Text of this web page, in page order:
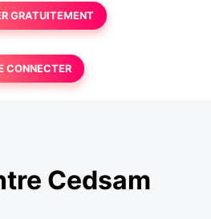
GRATUITEMENT
CONNECTER
Cedsam